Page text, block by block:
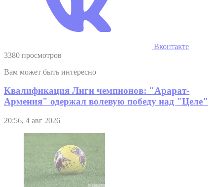
Вконтакте
3380 просмотров
Вам может быть интересно
Квалификация Лиги чемпионов: "Арарат-
Армения" одержал волевую победу над "Целе"
20:56, 4 авг 2026